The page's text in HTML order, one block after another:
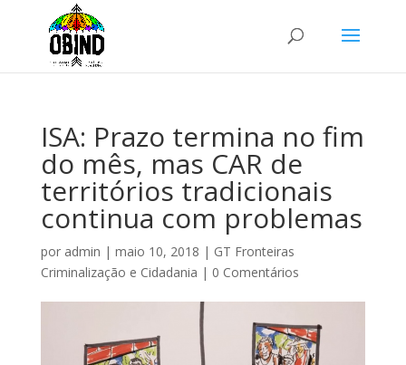
ISA: Prazo termina no fim
do mês, mas CAR de
territórios tradicionais
continua com problemas
por admin | maio 10, 2018 | GT Fronteiras
Criminalização e Cidadania | 0 Comentários